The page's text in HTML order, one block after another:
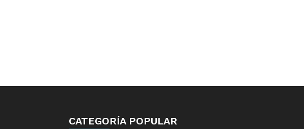
CATEGORÍA POPULAR